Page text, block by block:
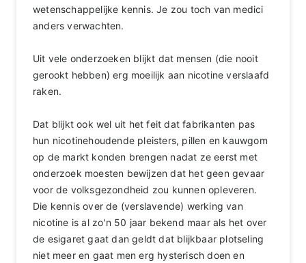
wetenschappelijke kennis. Je zou toch van medici
anders verwachten.
Uit vele onderzoeken blijkt dat mensen (die nooit
gerookt hebben) erg moeilijk aan nicotine verslaafd
raken.
Dat blijkt ook wel uit het feit dat fabrikanten pas
hun nicotinehoudende pleisters, pillen en kauwgom
op de markt konden brengen nadat ze eerst met
onderzoek moesten bewijzen dat het geen gevaar
voor de volksgezondheid zou kunnen opleveren.
Die kennis over de (verslavende) werking van
nicotine is al zo'n 50 jaar bekend maar als het over
de esigaret gaat dan geldt dat blijkbaar plotseling
niet meer en gaat men erg hysterisch doen en